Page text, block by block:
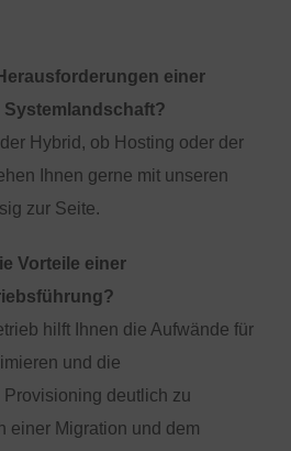
einer
Hybrid, ob Hosting oder der
Ihnen gerne mit unseren
zur Seite.
Vorteile einer
hilft Ihnen die Aufwände für
und die
deutlich zu
einer Migration und dem